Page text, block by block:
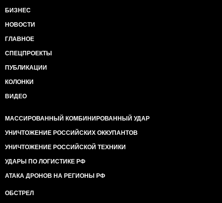
БИЗНЕС
НОВОСТИ
ГЛАВНОЕ
СПЕЦПРОЕКТЫ
ПУБЛИКАЦИИ
КОЛОНКИ
ВИДЕО
МАССИРОВАННЫЙ КОМБИНИРОВАННЫЙ УДАР
УНИЧТОЖЕНИЕ РОССИЙСКИХ ОККУПАНТОВ
УНИЧТОЖЕНИЕ РОССИЙСКОЙ ТЕХНИКИ
УДАРЫ ПО ЛОГИСТИКЕ РФ
АТАКА ДРОНОВ НА РЕГИОНЫ РФ
ОБСТРЕЛ